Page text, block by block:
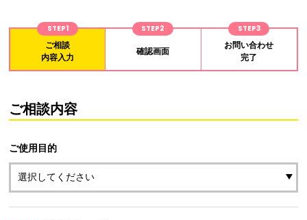
STEP1
ご相談
内容入力
STEP2
確認画面
STEP3
お問い合わせ
完了
ご相談内容
ご使用目的